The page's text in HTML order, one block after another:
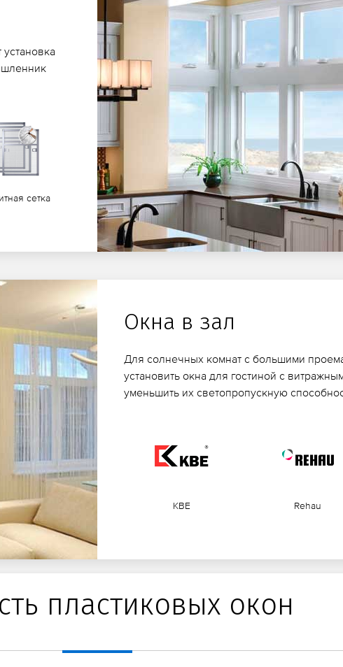
сетка
Окна в зал
Для солнечных комнат с большими
установить окна для гостиной с
уменьшить их светопропускную
KBE Rehau
пластиковых окон